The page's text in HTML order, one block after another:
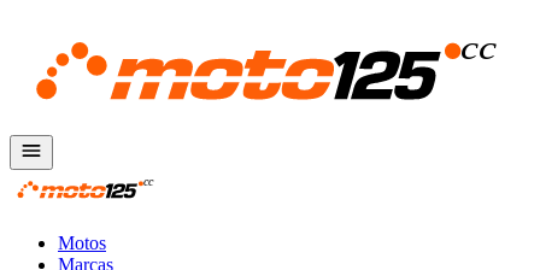
Motos
Marcas